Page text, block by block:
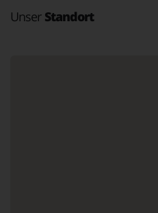
Unser Standort